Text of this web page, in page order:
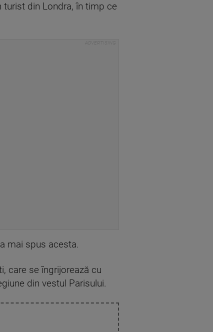
turist din Londra, în timp ce
mai spus acesta.
care se îngrijorează cu
din vestul Parisului.